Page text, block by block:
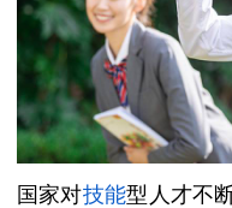
国家对技能型人才不